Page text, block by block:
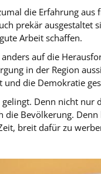
die Erfahrung
prekär ausgestaltet
Arbeit schaffen.
auf die
in der Region
und die Demokratie
Denn nicht
Bevölkerung.
breit dafür zu